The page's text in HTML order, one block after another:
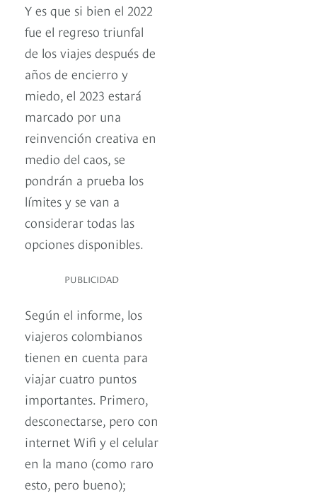
Y es que si bien el 2022
fue el regreso triunfal
de los viajes después de
años de encierro y
miedo, el 2023 estará
marcado por una
reinvención creativa en
medio del caos, se
pondrán a prueba los
límites y se van a
considerar todas las
opciones disponibles.
PUBLICIDAD
Según el informe, los
viajeros colombianos
tienen en cuenta para
viajar cuatro puntos
importantes. Primero,
desconectarse, pero con
internet Wifi y el celular
en la mano (como raro
esto, pero bueno);